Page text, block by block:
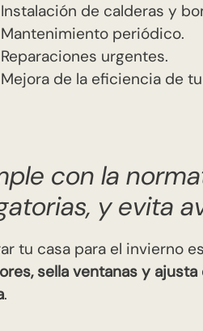
Instalación de calderas y
Mantenimiento periódico.
Reparaciones urgentes.
Mejora de la eficiencia de
con la
y evita
tu casa para el invierno es
sella ventanas y
.